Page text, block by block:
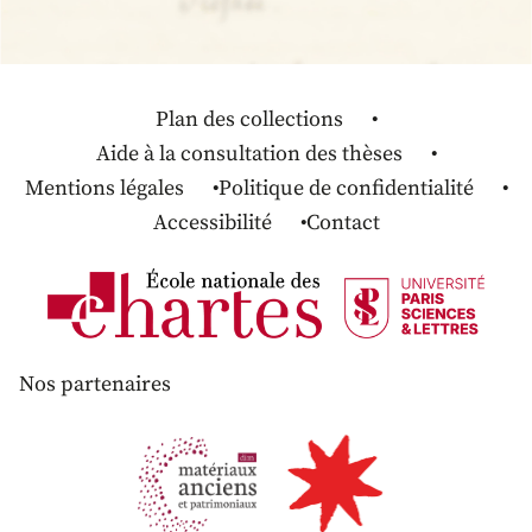
Plan des collections
Aide à la consultation des thèses
Mentions légales
Politique de confidentialité
Accessibilité
Contact
Nos partenaires